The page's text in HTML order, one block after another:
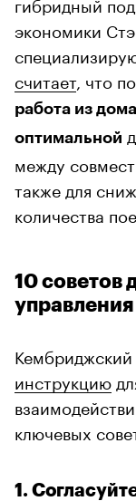
экономики
считает, что
работа из
оптимальной
между
также для
количества
10 советов
Кембриджский
инструкцию
ключевых
1.